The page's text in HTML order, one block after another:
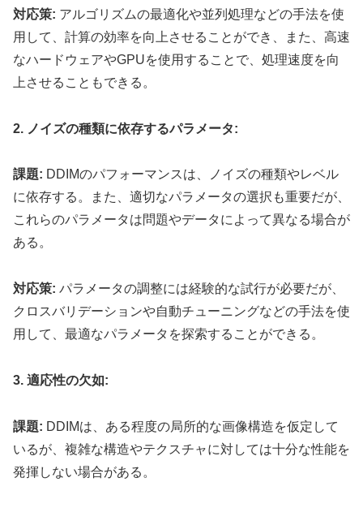
対応策: アルゴリズムの最適化や並列処理などの手法を使
用して、計算の効率を向上させることができ、また、高速
なハードウェアやGPUを使用することで、処理速度を向
上させることもできる。
2. ノイズの種類に依存するパラメータ:
課題: DDIMのパフォーマンスは、ノイズの種類やレベル
に依存する。また、適切なパラメータの選択も重要だが、
これらのパラメータは問題やデータによって異なる場合が
ある。
対応策: パラメータの調整には経験的な試行が必要だが、
クロスバリデーションや自動チューニングなどの手法を使
用して、最適なパラメータを探索することができる。
3. 適応性の欠如:
課題: DDIMは、ある程度の局所的な画像構造を仮定して
いるが、複雑な構造やテクスチャに対しては十分な性能を
発揮しない場合がある。